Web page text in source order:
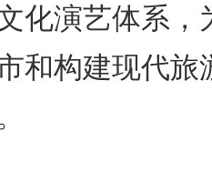
化演艺体系，
和构建现代旅